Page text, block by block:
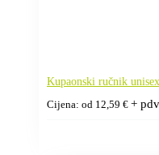
Kupaonski ručnik
Cijena: od 12,59 € + pdv